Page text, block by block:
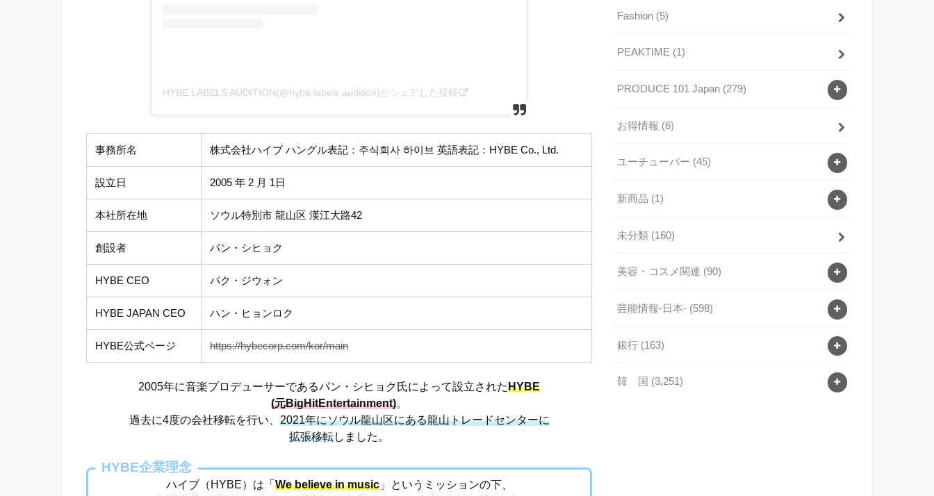
HYBE LABELS AUDITION(@hybe.labels.audition)がシェアした投稿
事務所名 株式会社ハイブ ハングル表記：주식회사 하이브 英語表記：HYBE Co., Ltd.
設立日 2005 年 2 月 1日
本社所在地 ソウル特別市 龍山区 漢江大路42
創設者 パン・シヒョク
HYBE CEO パク・ジウォン
HYBE JAPAN CEO ハン・ヒョンロク
HYBE公式ページ https://hybecorp.com/kor/main
2005年に音楽プロデューサーであるパン・シヒョク氏によって設立されたHYBE
(元BigHitEntertainment)。
過去に4度の会社移転を行い、 2021年にソウル龍山区にある龍山トレードセンターに
拡張移転しました。
HYBE企業理念
ハイブ（HYBE）は「We believe in music」というミッションの下、
Fashion (5)
PEAKTIME (1)
PRODUCE 101 Japan (279)
お得情報 (6)
ユーチューバー (45)
新商品 (1)
未分類 (160)
美容・コスメ関連 (90)
芸能情報-日本- (598)
銀行 (163)
韓 国 (3,251)